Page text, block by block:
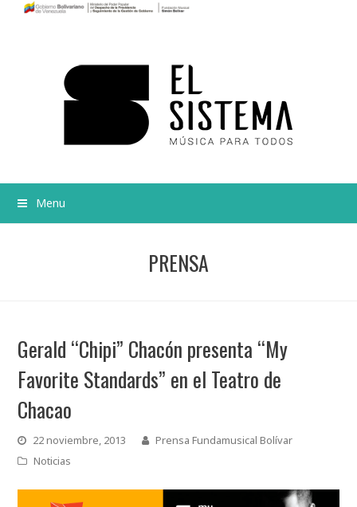
Menu
PRENSA
Gerald “Chipi” Chacón presenta “My
Favorite Standards” en el Teatro de
Chacao
22 noviembre, 2013
Prensa Fundamusical Bolívar
Noticias